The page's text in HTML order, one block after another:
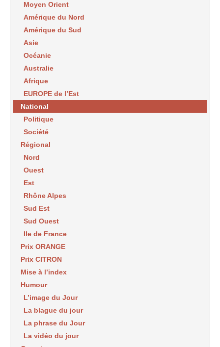
Moyen Orient
Amérique du Nord
Amérique du Sud
Asie
Océanie
Australie
Afrique
EUROPE de l’Est
National
Politique
Société
Régional
Nord
Ouest
Est
Rhône Alpes
Sud Est
Sud Ouest
Ile de France
Prix ORANGE
Prix CITRON
Mise à l’index
Humour
L’image du Jour
La blague du jour
La phrase du Jour
La vidéo du jour